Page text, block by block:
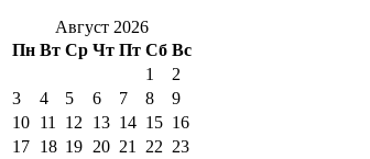
Август 2026
Пн Вт Ср Чт Пт Сб Вс
1
2
3
4 5 6 7 8
9
10 11 12 13 14 15 16
17 18 19 20 21 22 23